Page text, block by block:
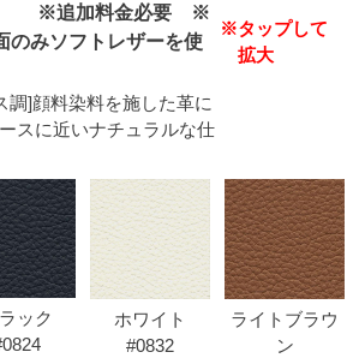
] ※追加料金必要 ※
のみソフトレザーを使
※タップして
拡大
]顔料染料を施した革に
スに近いナチュラルな仕
ック
ホワイト
#0832
ライトブラウ
ン